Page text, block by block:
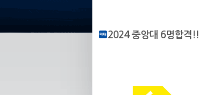
2024 중앙대 6명합격!!